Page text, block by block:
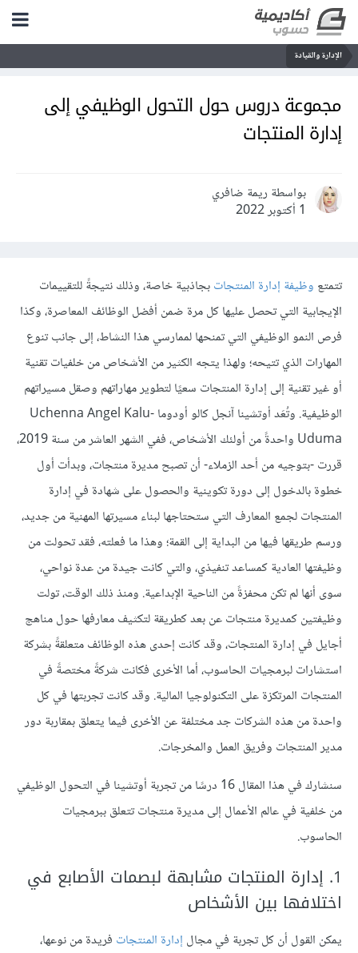
الإدارة والقيادة
مجموعة دروس حول التحول الوظيفي إلى
إدارة المنتجات
بواسطة ريمة ضافري
1 أكتوبر 2022
تتمتع وظيفة إدارة المنتجاتبجاذبية خاصة، وذلك نتيجةً للتقييمات
الإيجابية التي تحصل عليها كل مرة ضمن أفضل الوظائف المعاصرة، وكذا
فرص النمو الوظيفي التي تمنحها لممارسي هذا النشاط، إلى جانب تنوع
المهارات الذي تتيحه؛ ولهذا يتجه الكثير من الأشخاص من خلفيات تقنية
أو غير تقنية إلى إدارة المنتجات سعيًا لتطوير مهاراتهم وصقل مسيراتهم
الوظيفية. وتُعَد أوتشينا آنجل كالو أودوما Uchenna Angel Kalu-
Uduma واحدةً من أولئك الأشخاص، ففي الشهر العاشر من سنة 2019،
قررت -بتوجيه من أحد الزملاء- أن تصبح مديرة منتجات، وبدأت أول
خطوة بالدخول إلى دورة تكوينية والحصول على شهادة في إدارة
المنتجات لجمع المعارف التي ستحتاجها لبناء مسيرتها المهنية من جديد،
ورسم طريقها فيها من البداية إلى القمة؛ وهذا ما فعلته، فقد تحولت من
وظيفتها العادية كمساعد تنفيذي، والتي كانت جيدة من عدة نواحي،
سوى أنها لم تكن محفزةً من الناحية الإبداعية. ومنذ ذلك الوقت، تولت
وظيفتين كمديرة منتجات عن بعد كطريقة لتكثيف معارفها حول مناهج
أجايل في إدارة المنتجات، وقد كانت إحدى هذه الوظائف متعلقةً بشركة
استشارات لبرمجيات الحاسوب، أما الأخرى فكانت شركةً مختصةً في
المنتجات المرتكزة على التكنولوجيا المالية. وقد كانت تجربتها في كل
واحدة من هذه الشركات جد مختلفة عن الأخرى فيما يتعلق بمقاربة دور
مدير المنتجات وفريق العمل والمخرجات.
سنشارك في هذا المقال 16 درسًا من تجربة أوتشينا في التحول الوظيفي
من خلفية في عالم الأعمال إلى مديرة منتجات تتعلق ببرمجيات
الحاسوب.
1. إدارة المنتجات مشابهة لبصمات الأصابع في
اختلافها بين الأشخاص
يمكن القول أن كل تجربة في مجال إدارة المنتجات فريدة من نوعها،